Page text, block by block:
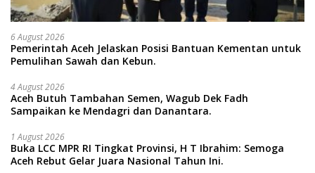
6 August 2026
Pemerintah Aceh Jelaskan Posisi Bantuan Kementan untuk
Pemulihan Sawah dan Kebun.
4 August 2026
Aceh Butuh Tambahan Semen, Wagub Dek Fadh
Sampaikan ke Mendagri dan Danantara.
1 August 2026
Buka LCC MPR RI Tingkat Provinsi, H T Ibrahim: Semoga
Aceh Rebut Gelar Juara Nasional Tahun Ini.